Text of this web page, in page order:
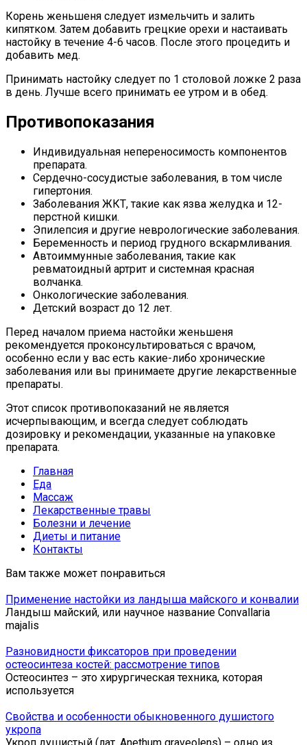
Корень женьшеня следует измельчить и залить
кипятком. Затем добавить грецкие орехи и настаивать
настойку в течение 4-6 часов. После этого процедить и
добавить мед.
Принимать настойку следует по 1 столовой ложке 2 раза
в день. Лучше всего принимать ее утром и в обед.
Противопоказания
Индивидуальная непереносимость компонентов
препарата.
Сердечно-сосудистые заболевания, в том числе
гипертония.
Заболевания ЖКТ, такие как язва желудка и 12-
перстной кишки.
Эпилепсия и другие неврологические заболевания.
Беременность и период грудного вскармливания.
Автоиммунные заболевания, такие как
ревматоидный артрит и системная красная
волчанка.
Онкологические заболевания.
Детский возраст до 12 лет.
Перед началом приема настойки женьшеня
рекомендуется проконсультироваться с врачом,
особенно если у вас есть какие-либо хронические
заболевания или вы принимаете другие лекарственные
препараты.
Этот список противопоказаний не является
исчерпывающим, и всегда следует соблюдать
дозировку и рекомендации, указанные на упаковке
препарата.
Главная
Еда
Массаж
Лекарственные травы
Болезни и лечение
Диеты и питание
Контакты
Вам также может понравиться
Применение настойки из ландыша майского и конвалии
Ландыш майский, или научное название Convallaria
majalis
Разновидности фиксаторов при проведении
остеосинтеза костей: рассмотрение типов
Остеосинтез – это хирургическая техника, которая
используется
Свойства и особенности обыкновенного душистого
укропа